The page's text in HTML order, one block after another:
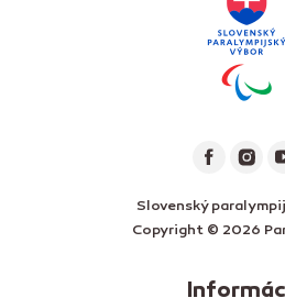
Slovenský
Copyright © 2026